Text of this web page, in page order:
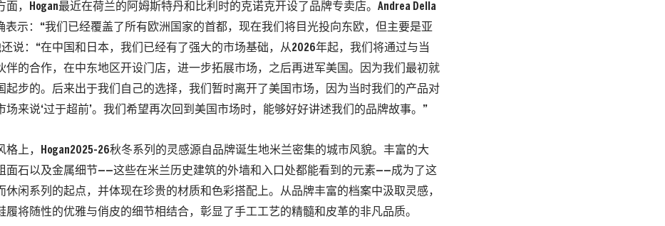
面，Hogan最近在荷兰的阿姆斯特丹和比利时的克诺克开设了品牌专卖店。Andrea Della
表示：“我们已经覆盖了所有欧洲国家的首都，现在我们将目光投向东欧，但主要是亚
还说：“在中国和日本，我们已经有了强大的市场基础，从2026年起，我们将通过与当
伴的合作，在中东地区开设门店，进一步拓展市场，之后再进军美国。因为我们最初就
起步的。后来出于我们自己的选择，我们暂时离开了美国市场，因为当时我们的产品对
场来说‘过于超前’。我们希望再次回到美国市场时，能够好好讲述我们的品牌故事。”
格上，Hogan2025-26秋冬系列的灵感源自品牌诞生地米兰密集的城市风貌。丰富的大
面石以及金属细节——这些在米兰历史建筑的外墙和入口处都能看到的元素——成为了这
休闲系列的起点，并体现在珍贵的材质和色彩搭配上。从品牌丰富的档案中汲取灵感，
履将随性的优雅与俏皮的细节相结合，彰显了手工工艺的精髓和皮革的非凡品质。